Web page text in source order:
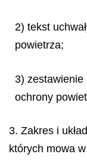
2) tekst
powietrza;
3) zestawienie
ochrony
3. Zakres i
których mowa